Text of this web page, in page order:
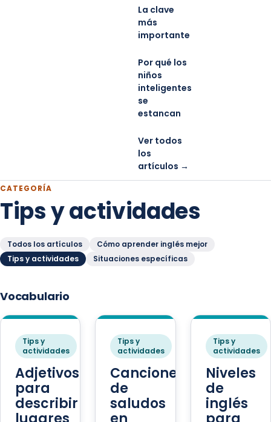
La clave
más
importante
Por qué los
niños
inteligentes
se
estancan
Ver todos
los
artículos →
CATEGORÍA
Tips y actividades
Todos los artículos
Cómo aprender inglés mejor
Tips y actividades
Situaciones específicas
Vocabulario
Tips y
actividades
Adjetivos
para
describir
Tips y
actividades
Canciones
de
saludos
Tips y
actividades
Niveles
de
inglés